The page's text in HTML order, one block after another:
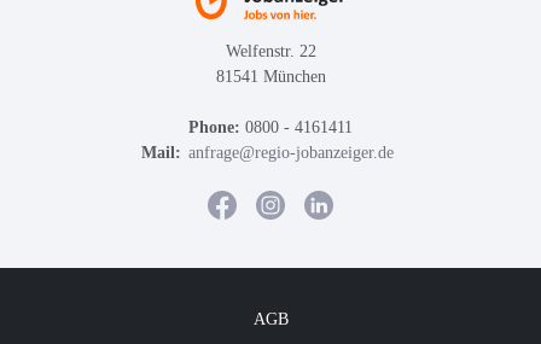
Welfenstr. 22
81541 München
Phone: 0800 - 4161411
Mail: anfrage@regio-jobanzeiger.de
AGB